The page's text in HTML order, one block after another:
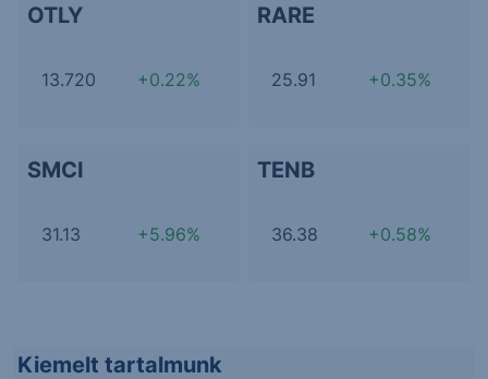
OTLY
13.720 +0.22%
RARE
25.91 +0.35%
SMCI
31.13 +5.96%
TENB
36.38 +0.58%
Kiemelt tartalmunk